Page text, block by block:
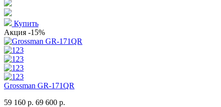
Купить
Акция -15%
Grossman GR-171QR
59 160 р. 69 600 р.